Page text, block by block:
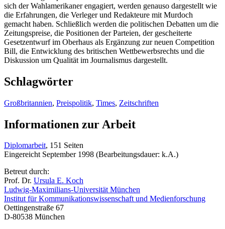
sich der Wahlamerikaner engagiert, werden genauso dargestellt wie
die Erfahrungen, die Verleger und Redakteure mit Murdoch
gemacht haben. Schließlich werden die politischen Debatten um die
Zeitungspreise, die Positionen der Parteien, der gescheiterte
Gesetzentwurf im Oberhaus als Ergänzung zur neuen Competition
Bill, die Entwicklung des britischen Wettbewerbsrechts und die
Diskussion um Qualität im Journalismus dargestellt.
Schlagwörter
Großbritannien, Preispolitik, Times, Zeitschriften
Informationen zur Arbeit
Diplomarbeit, 151 Seiten
Eingereicht September 1998 (Bearbeitungsdauer: k.A.)
Betreut durch:
Prof. Dr. Ursula E. Koch
Ludwig-Maximilians-Universität München
Institut für Kommunikationswissenschaft und Medienforschung
Oettingenstraße 67
D-80538 München